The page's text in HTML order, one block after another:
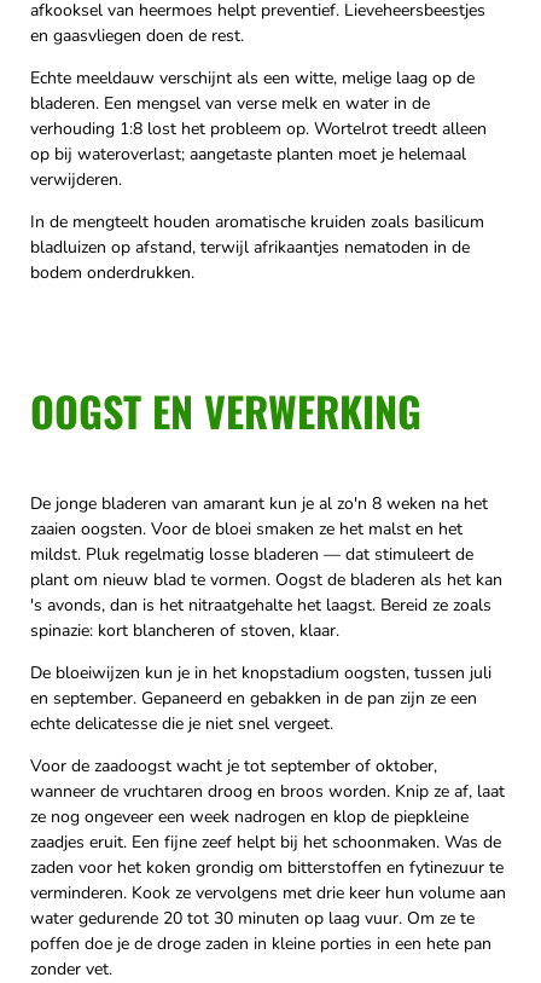
afkooksel van heermoes helpt preventief. Lieveheersbeestjes
en gaasvliegen doen de rest.
Echte meeldauw verschijnt als een witte, melige laag op de
bladeren. Een mengsel van verse melk en water in de
verhouding 1:8 lost het probleem op. Wortelrot treedt alleen
op bij wateroverlast; aangetaste planten moet je helemaal
verwijderen.
In de mengteelt houden aromatische kruiden zoals basilicum
bladluizen op afstand, terwijl afrikaantjes nematoden in de
bodem onderdrukken.
OOGST EN VERWERKING
De jonge bladeren van amarant kun je al zo'n 8 weken na het
zaaien oogsten. Voor de bloei smaken ze het malst en het
mildst. Pluk regelmatig losse bladeren — dat stimuleert de
plant om nieuw blad te vormen. Oogst de bladeren als het kan
's avonds, dan is het nitraatgehalte het laagst. Bereid ze zoals
spinazie: kort blancheren of stoven, klaar.
De bloeiwijzen kun je in het knopstadium oogsten, tussen juli
en september. Gepaneerd en gebakken in de pan zijn ze een
echte delicatesse die je niet snel vergeet.
Voor de zaadoogst wacht je tot september of oktober,
wanneer de vruchtaren droog en broos worden. Knip ze af, laat
ze nog ongeveer een week nadrogen en klop de piepkleine
zaadjes eruit. Een fijne zeef helpt bij het schoonmaken. Was de
zaden voor het koken grondig om bitterstoffen en fytinezuur te
verminderen. Kook ze vervolgens met drie keer hun volume aan
water gedurende 20 tot 30 minuten op laag vuur. Om ze te
poffen doe je de droge zaden in kleine porties in een hete pan
zonder vet.